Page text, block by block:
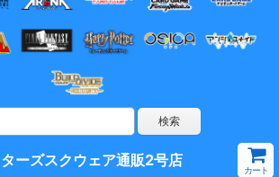
ーズスクウェア通販2号店
カート